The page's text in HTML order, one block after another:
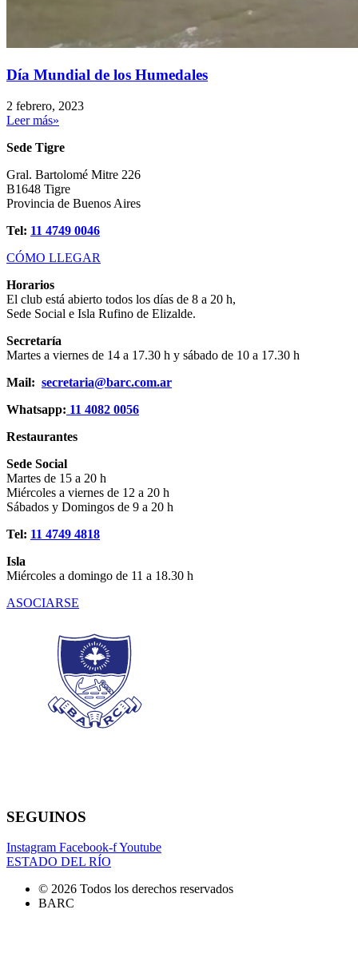
Día Mundial de los Humedales
2 febrero, 2023
Leer más»
Sede Tigre
Gral. Bartolomé Mitre 226
B1648 Tigre
Provincia de Buenos Aires
Tel: 11 4749 0046
CÓMO LLEGAR
Horarios
El club está abierto todos los días de 8 a 20 h,
Sede Social e Isla Rufino de Elizalde.
Secretaría
Martes a viernes de 14 a 17.30 h y sábado de 10 a 17.30 h
Mail: secretaria@barc.com.ar
Whatsapp: 11 4082 0056
Restaurantes
Sede Social
Martes de 15 a 20 h
Miércoles a viernes de 12 a 20 h
Sábados y Domingos de 9 a 20 h
Tel: 11 4749 4818
Isla
Miércoles a domingo de 11 a 18.30 h
ASOCIARSE
SEGUINOS
Instagram Facebook-fYoutube
ESTADO DEL RÍO
© 2026 Todos los derechos reservados
BARC